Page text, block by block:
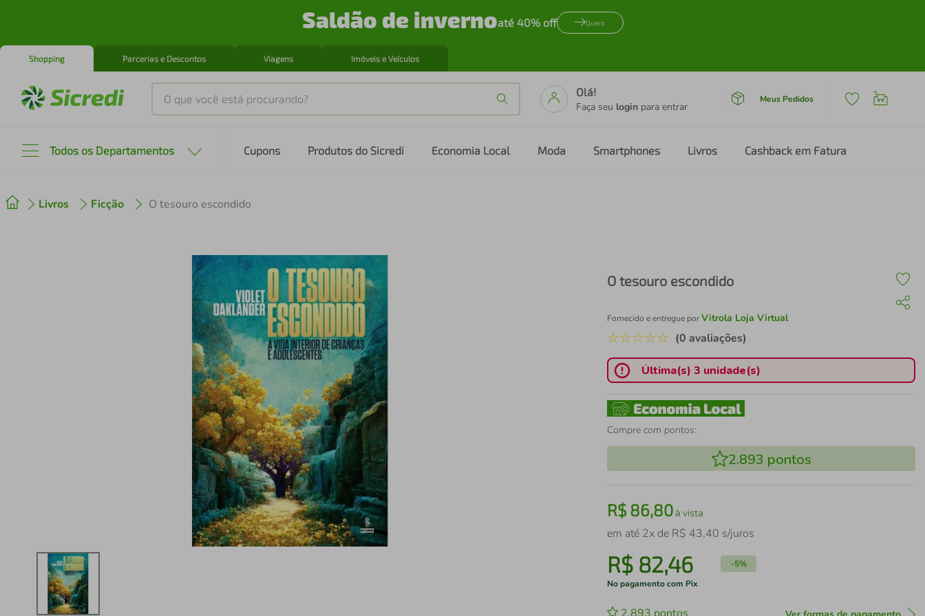
Saldão de invernoaté 40% off Quero
Shopping Parcerias e Descontos Viagens Imóveis e Veículos
O que você está procurando?
Olá!
Faça seu login para entrar
Meus Pedidos
Todos os Departamentos Cupons Produtos do Sicredi Economia Local Moda Smartphones Livros Cashback em Fatura
Livros Ficção O tesouro escondido
O tesouro escondido
Fornecido e entregue porVitrola Loja Virtual
☆☆☆☆☆ (0 avaliações)
Última(s) 3 unidade(s)
Compre com pontos:
2.893 pontos
R$86,80à vista
em até 2x de R$ 43,40 s/juros
R$ 82,46 -5%
No pagamento com Pix
2º cafeteira
air fryer
iphone